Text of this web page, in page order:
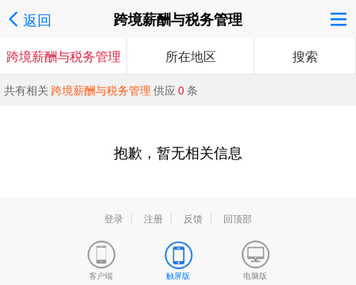
返回 跨境薪酬与税务管理
跨境薪酬与税务管理 所在地区 搜索
共有相关 跨境薪酬与税务管理 供应 0 条
抱歉，暂无相关信息
登录 注册 反馈 回顶部
客户端 触屏版 电脑版